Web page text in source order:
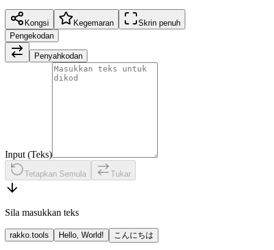
Kongsi Kegemaran
Skrin penuh
Pengekodan
Penyahkodan
Input (Teks)
Tetapkan Semula Tukar
Sila masukkan teks
rakko.tools Hello, World! こんにちは